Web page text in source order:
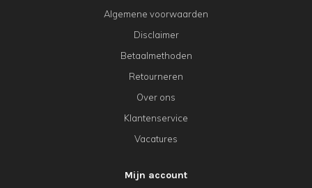
Algemene voorwaarden
Disclaimer
Betaalmethoden
Retourneren
Over ons
Klantenservice
Vacatures
Mijn account